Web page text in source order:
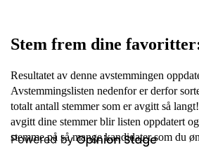
Stem frem dine
Resultatet av denne avstemmingen
Avstemmingslisten nedenfor er derfor
totalt antall stemmer som er avgitt så
avgitt dine stemmer blir listen oppdatert
stemme på så mange kandidater som du